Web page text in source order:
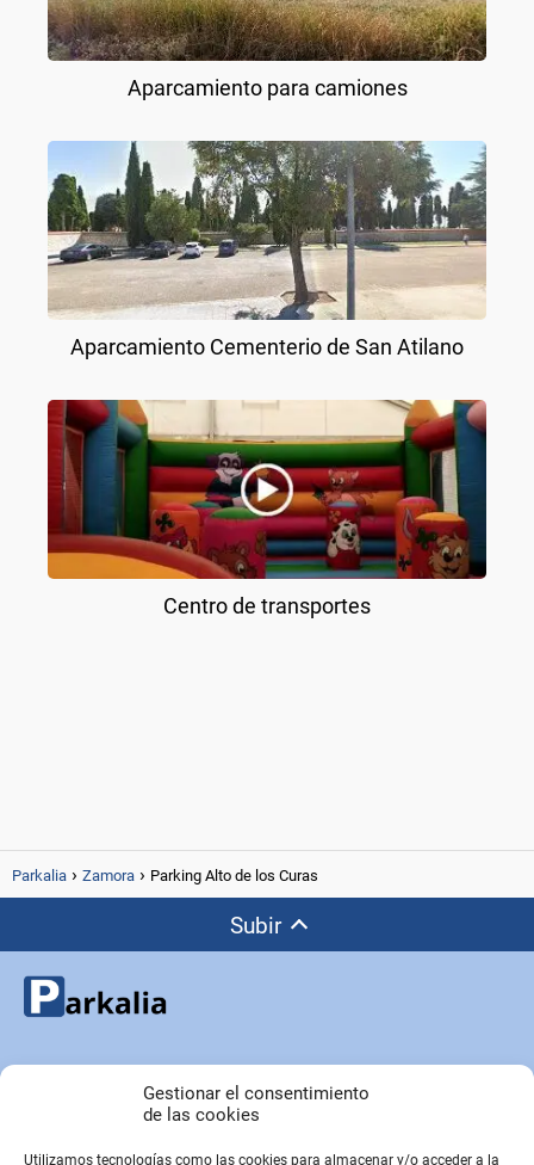
Gestionar el consentimiento
de las cookies
Utilizamos tecnologías como las cookies para almacenar y/o acceder a la
Aparcamiento para camiones
Aparcamiento Cementerio de San Atilano
Centro de transportes
Parkalia Zamora Parking Alto de los Curas
Subir
Copyright © Parkalia.es